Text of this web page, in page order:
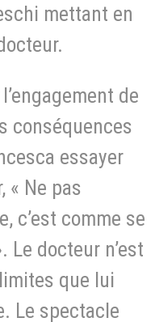
mettant en
de
conséquences
essayer
« Ne pas
c’est comme se
Le docteur n’est
que lui
Le spectacle